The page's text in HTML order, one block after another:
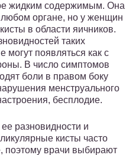
жидким содержимым. Она
органе, но у женщин
в области яичников.
таких
могут появляться как с
В число симптомов
боли в правом боку
менструального
бесплодие.
разновидности и
кисты часто
поэтому врачи выбирают